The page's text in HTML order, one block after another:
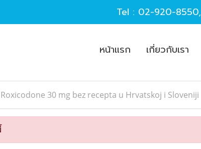
Tel : 02-920-8550,
หน้าแรก เกี่ยวกับเรา
30 mg bez recepta u Hrvatskoj i Sloveniji